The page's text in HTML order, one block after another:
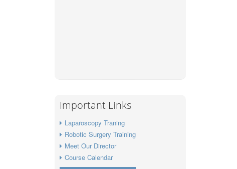
Important Links
Laparoscopy Traning
Robotic Surgery Training
Meet Our Director
Course Calendar